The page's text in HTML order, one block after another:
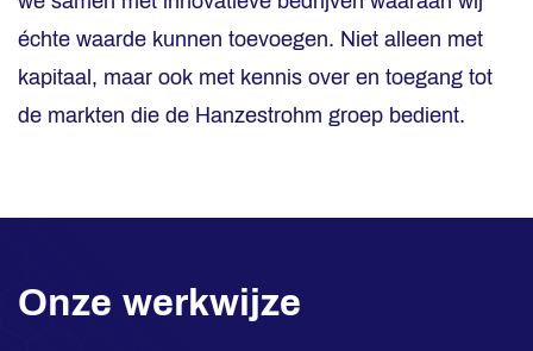
échte waarde kunnen toevoegen. Niet alleen met
kapitaal, maar ook met kennis over en toegang tot
de markten die de Hanzestrohm groep bedient.
Onze werkwijze